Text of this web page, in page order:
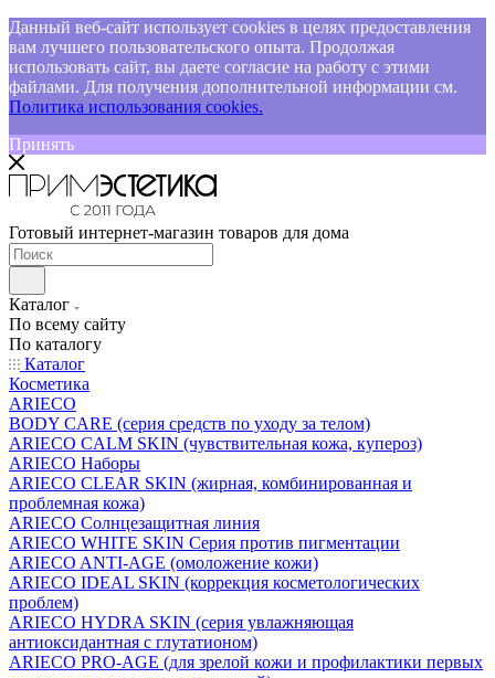
Данный веб-сайт использует cookies в целях предоставления
вам лучшего пользовательского опыта. Продолжая
использовать сайт, вы даете согласие на работу с этими
файлами. Для получения дополнительной информации см.
Политика использования cookies.
Принять
Готовый интернет-магазин товаров для дома
Каталог
По всему сайту
По каталогу
Каталог
Косметика
ARIECO
BODY CARE (серия средств по уходу за телом)
ARIECO CALM SKIN (чувствительная кожа, купероз)
ARIECO Наборы
ARIECO CLEAR SKIN (жирная, комбинированная и
проблемная кожа)
ARIECO Солнцезащитная линия
ARIECO WHITE SKIN Серия против пигментации
ARIECO ANTI-AGE (омоложение кожи)
ARIECO IDEAL SKIN (коррекция косметологических
проблем)
ARIECO HYDRA SKIN (серия увлажняющая
антиоксидантная с глутатионом)
ARIECO PRO-AGE (для зрелой кожи и профилактики первых